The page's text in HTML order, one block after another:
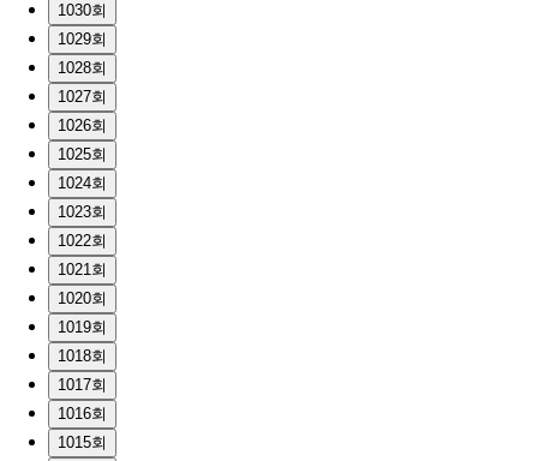
1030회
1029회
1028회
1027회
1026회
1025회
1024회
1023회
1022회
1021회
1020회
1019회
1018회
1017회
1016회
1015회